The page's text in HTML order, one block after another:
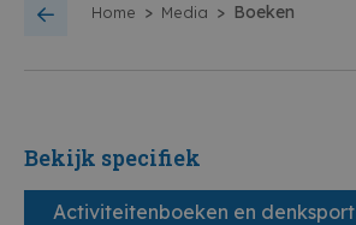
Home > Media > Boeken
Bekijk specifiek
Activiteitenboeken en denksport